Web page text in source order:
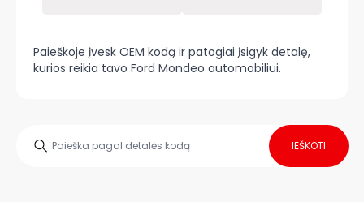
Paieškoje įvesk OEM kodą ir patogiai įsigyk detalę,
kurios reikia tavo Ford Mondeo automobiliui.
IEŠKOTI